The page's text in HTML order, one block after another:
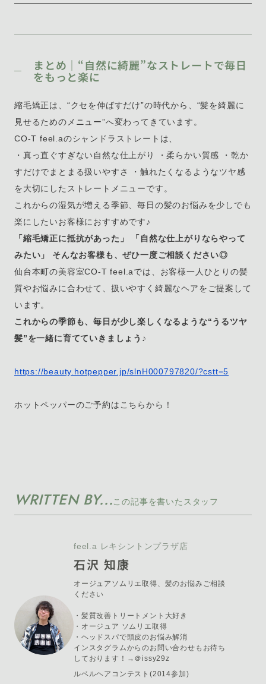
まとめ｜“自然に綺麗”なストレートで毎日
をもっと楽に
縮毛矯正は、“クセを伸ばすだけ”の時代から、“髪を綺麗に
見せるためのメニュー”へ変わってきています。
CO-T feel.aのシャンドラストレートは、
・真っ直ぐすぎない自然な仕上がり ・柔らかい質感 ・乾か
すだけでまとまる扱いやすさ ・触れたくなるようなツヤ感
を大切にしたストレートメニューです。
これからの湿気が増える季節、毎日の髪のお悩みを少しでも
楽にしたいお客様におすすめです♪
「縮毛矯正に抵抗があった」 「自然な仕上がりならやって
みたい」 そんなお客様も、ぜひ一度ご相談ください◎
仙台本町の美容室CO-T feel.aでは、お客様一人ひとりの髪
質やお悩みに合わせて、扱いやすく綺麗なヘアをご提案して
います。
これからの季節も、毎日が少し楽しくなるような“うるツヤ
髪”を一緒に育てていきましょう♪
https://beauty.hotpepper.jp/slnH000797820/?cstt=5
ホットペッパーのご予約はこちらから！
WRITTEN BY... この記事を書いたスタッフ
feel.a レキシントンプラザ店
石沢 知康
オージュアソムリエ取得、髪のお悩みご相談
ください
・髪質改善トリートメント大好き
・オージュア ソムリエ取得
・ヘッドスパで頭皮のお悩み解消
インスタグラムからのお問い合わせもお待ち
しております！→＠issy29z
ルベルヘアコンテスト(2014参加)